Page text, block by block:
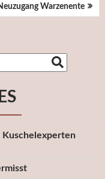
Warzenente
Kuschelexperten